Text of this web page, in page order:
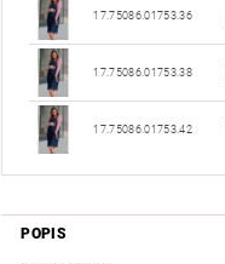
17.75086.01753.36
17.75086.01753.38
17.75086.01753.42
POPIS